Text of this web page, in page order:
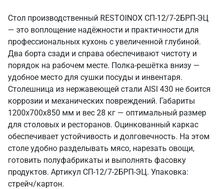
Стол производственный RESTOINOX СП-12/7-2БРП-ЭЦ
— это воплощение надёжности и практичности для
профессиональных кухонь с увеличенной глубиной.
Два борта сзади и справа обеспечивают чистоту и
порядок на рабочем месте. Полка-решётка внизу —
удобное место для сушки посуды и инвентаря.
Столешница из нержавеющей стали AISI 430 не боится
коррозии и механических повреждений. Габариты
1200x700x850 мм и вес 28 кг — оптимальный размер
для столовых и ресторанов. Оцинкованный каркас
обеспечивает устойчивость и долговечность. На этом
столе удобно разделывать мясо, нарезать овощи,
готовить полуфабрикаты и выполнять фасовку
продуктов. Артикул СП-12/7-2БРП-ЭЦ. Упаковка:
стрейч/картон.